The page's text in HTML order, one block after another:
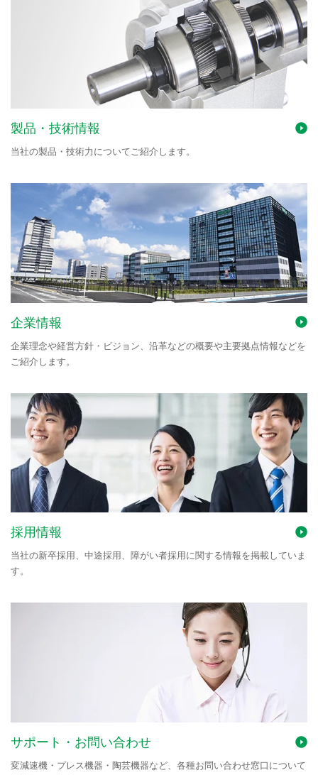
製品・技術情報
当社の製品・技術力についてご紹介します。
企業情報
企業理念や経営方針・ビジョン、沿革などの概要や主要拠点情報などを
ご紹介します。
採用情報
当社の新卒採用、中途採用、障がい者採用に関する情報を掲載していま
す。
サポート・お問い合わせ
変減速機・プレス機器・陶芸機器など、各種お問い合わせ窓口について